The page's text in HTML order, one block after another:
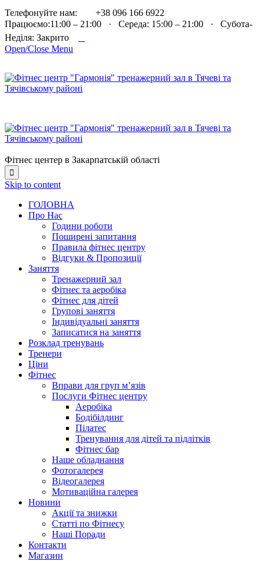
Телефонуйте нам:
+38 096 166 6922
Працюємо:11:00 – 21:00 · Середа: 15:00 – 21:00 · Субота-
Неділя: Закрито
Open/Close Menu
Фітнес центер в Закарпатській області

Skip to content
ГОЛОВНА
Про Нас
Години роботи
Поширені запитання
Правила фітнес центру
Відгуки & Пропозиції
Заняття
Тренажерний зал
Фітнес та аеробіка
Фітнес для дітей
Групові заняття
Індивідуальні заняття
Записатися на заняття
Розклад тренувань
Тренери
Ціни
Фітнес
Вправи для груп м’язів
Послуги Фітнес центру
Аеробіка
Бодібілдинг
Пілатес
Тренування для дітей та підлітків
Фітнес бар
Наше обладнання
Фотогалерея
Відеогалерея
Мотиваційна галерея
Новини
Акції та знижки
Статті по Фітнесу
Наші Поради
Контакти
Магазин